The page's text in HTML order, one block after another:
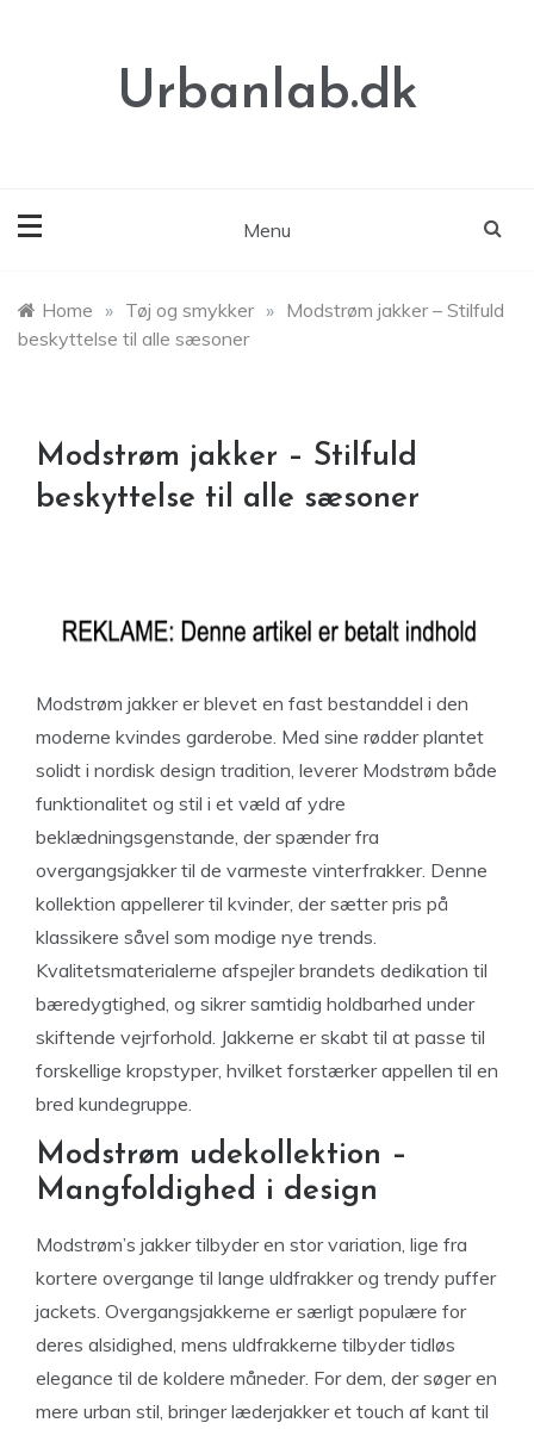
Urbanlab.dk
Menu
Home » Tøj og smykker » Modstrøm jakker – Stilfuld
beskyttelse til alle sæsoner
Modstrøm jakker – Stilfuld
beskyttelse til alle sæsoner
Modstrøm jakker er blevet en fast bestanddel i den
moderne kvindes garderobe. Med sine rødder plantet
solidt i nordisk design tradition, leverer Modstrøm både
funktionalitet og stil i et væld af ydre
beklædningsgenstande, der spænder fra
overgangsjakker til de varmeste vinterfrakker. Denne
kollektion appellerer til kvinder, der sætter pris på
klassikere såvel som modige nye trends.
Kvalitetsmaterialerne afspejler brandets dedikation til
bæredygtighed, og sikrer samtidig holdbarhed under
skiftende vejrforhold. Jakkerne er skabt til at passe til
forskellige kropstyper, hvilket forstærker appellen til en
bred kundegruppe.
Modstrøm udekollektion –
Mangfoldighed i design
Modstrøm’s jakker tilbyder en stor variation, lige fra
kortere overgange til lange uldfrakker og trendy puffer
jackets. Overgangsjakkerne er særligt populære for
deres alsidighed, mens uldfrakkerne tilbyder tidløs
elegance til de koldere måneder. For dem, der søger en
mere urban stil, bringer læderjakker et touch af kant til